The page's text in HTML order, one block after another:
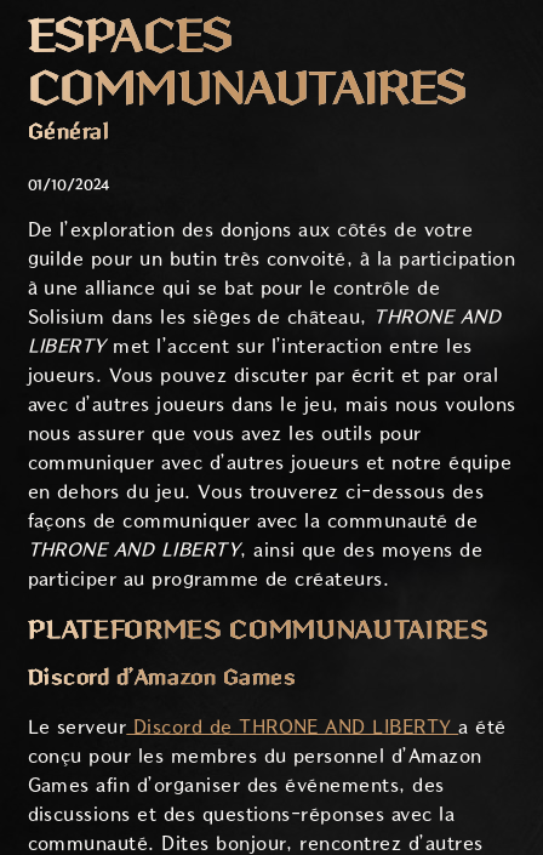
ESPACES
COMMUNAUTAIRES
Général
01/10/2024
De l’exploration des donjons aux côtés de votre
guilde pour un butin très convoité, à la participation
à une alliance qui se bat pour le contrôle de
Solisium dans les sièges de château, THRONE AND
LIBERTYmet l’accent sur l’interaction entre les
joueurs. Vous pouvez discuter par écrit et par oral
avec d’autres joueurs dans le jeu, mais nous voulons
nous assurer que vous avez les outils pour
communiquer avec d’autres joueurs et notre équipe
en dehors du jeu. Vous trouverez ci-dessous des
façons de communiquer avec la communauté de
THRONE AND LIBERTY, ainsi que des moyens de
participer au programme de créateurs.
PLATEFORMES COMMUNAUTAIRES
Discord d’Amazon Games
Le serveur Discord de THRONE AND LIBERTYa été
conçu pour les membres du personnel d’Amazon
Games afin d’organiser des événements, des
discussions et des questions-réponses avec la
communauté. Dites bonjour, rencontrez d’autres